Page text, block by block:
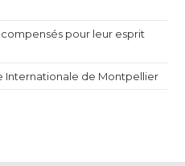
pour leur esprit
Internationale de Montpellier